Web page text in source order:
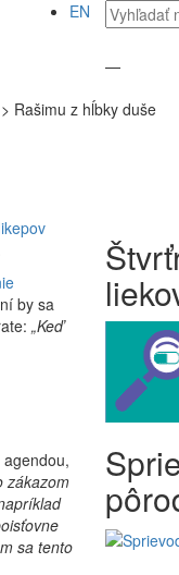
EN
text
—
> Rašimu z hĺbky duše
by sa
„Keď
zákazom
sa tento